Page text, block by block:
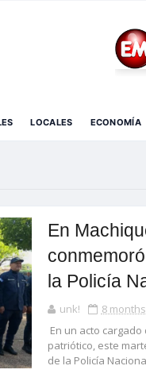
LOCALES ECONOMÍA
En
la Policía
unk!
8
En un acto
patriótico, este
de la Policía